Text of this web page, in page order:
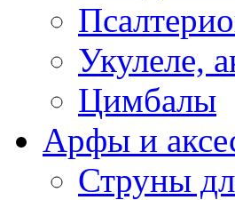
Укулеле,
Цимбалы
Арфы и
Струны